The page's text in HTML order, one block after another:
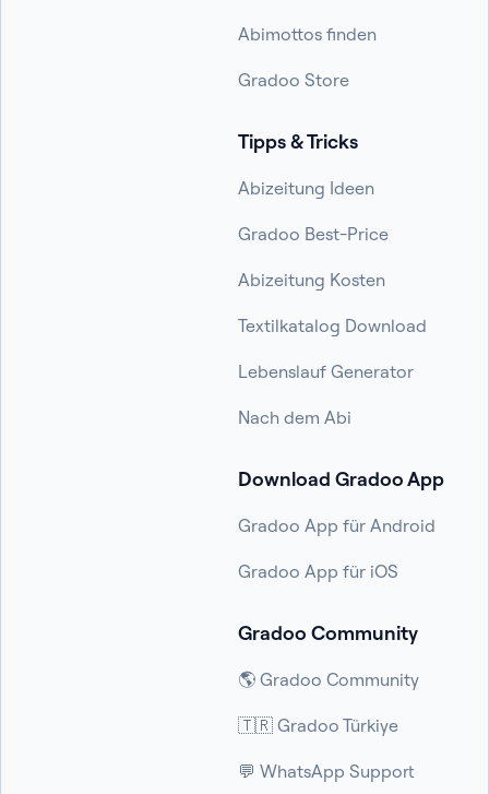
Abimottos finden
Gradoo Store
Download Gradoo App
Gradoo App für Android
Gradoo App für iOS
Tipps & Tricks
Abizeitung Ideen
Gradoo Best-Price
Abizeitung Kosten
Textilkatalog Download
Lebenslauf Generator
Nach dem Abi
Gradoo Community
🌎 Gradoo Community
🇹🇷 Gradoo Türkiye
💬 WhatsApp Support